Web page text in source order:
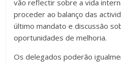
vão reflectir sobre a vida
proceder ao balanço das
último mandato e discussão
oportunidades de melhoria.
Os delegados poderão